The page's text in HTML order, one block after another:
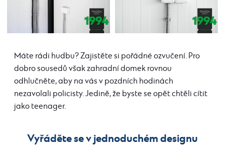
Máte rádi hudbu? Zajistěte si pořádné ozvučení. Pro
dobro sousedů však zahradní domek rovnou
odhlučněte, aby na vás v pozdních hodinách
nezavolali policisty. Jedině, že byste se opět chtěli cítit
jako teenager.
Vyřáděte se v jednoduchém designu